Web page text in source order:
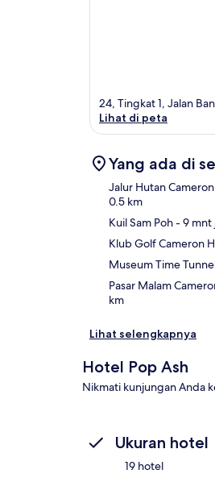
24, Tingkat 1, Jalan
Lihat di peta
Yang ada di
Jalur Hutan
0.5 km
Kuil Sam Poh- 9 mnt
Klub Golf Cameron
Museum Time
Pasar Malam
km
Lihat selengkapnya
Hotel Pop Ash
Nikmati kunjungan Anda
Ukuran hotel
19 hotel